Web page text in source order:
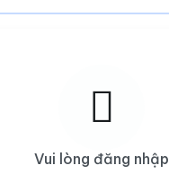
Vui lòng đăng nhập